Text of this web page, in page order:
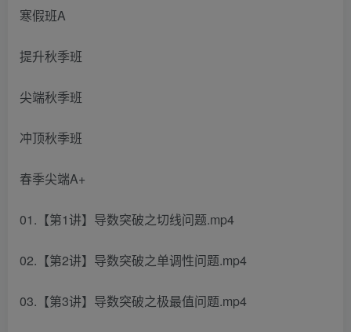
寒假班A
提升秋季班
尖端秋季班
冲顶秋季班
春季尖端A+
01.【第1讲】导数突破之切线问题.mp4
02.【第2讲】导数突破之单调性问题.mp4
03.【第3讲】导数突破之极最值问题.mp4